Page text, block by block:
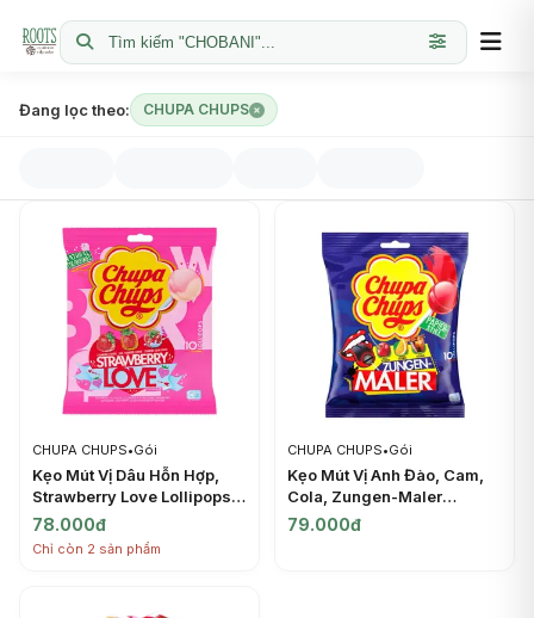
Tìm kiếm "CHOBANI"...
Đang lọc theo: CHUPA CHUPS
CHUPA CHUPS•Gói
Kẹo Mút Vị Dâu Hỗn Hợp,
Strawberry Love Lollipops,
3-Flavor Assortment, 10
Cây (120g) - CHUPA
78.000đ
Chỉ còn 2 sản phẩm
CHUPA CHUPS•Gói
Kẹo Mút Vị Anh Đào, Cam,
Cola, Zungen-Maler
Lollipops, Cherry, Orange &
79.000đ